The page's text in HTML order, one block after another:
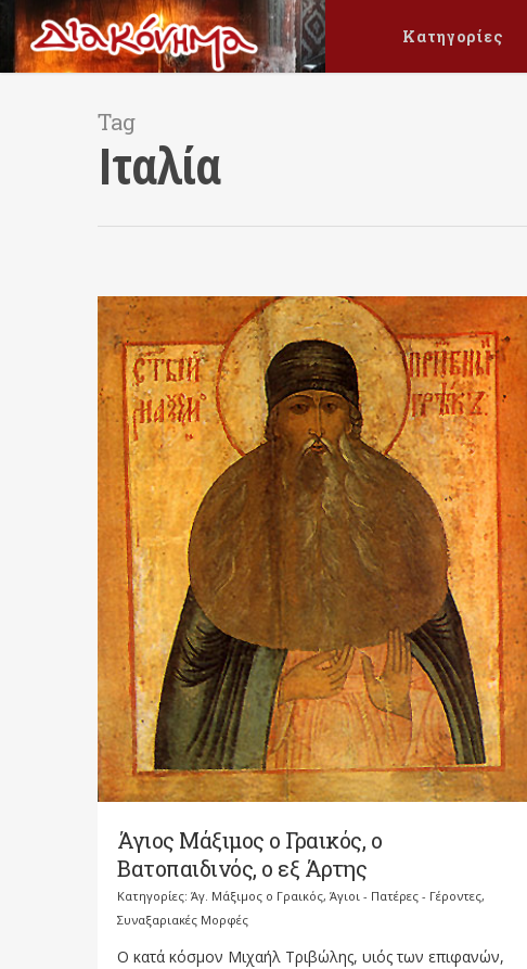
Κατηγορίες
Tag
Ιταλία
Άγιος Μάξιμος ο Γραικός, ο
Βατοπαιδινός, ο εξ Άρτης
Κατηγορίες: Άγ. Μάξιμος ο Γραικός, Άγιοι - Πατέρες - Γέροντες,
Συναξαριακές Μορφές
Ο κατά κόσμον Μιχαήλ Τριβώλης, υιός των επιφανών,